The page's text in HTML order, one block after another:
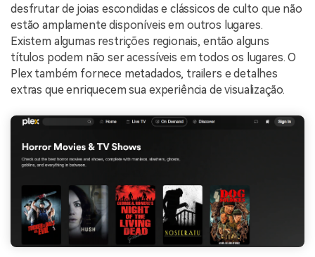
desfrutar de joias escondidas e clássicos de culto que não
estão amplamente disponíveis em outros lugares.
Existem algumas restrições regionais, então alguns
títulos podem não ser acessíveis em todos os lugares. O
Plex também fornece metadados, trailers e detalhes
extras que enriquecem sua experiência de visualização.